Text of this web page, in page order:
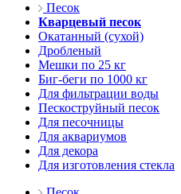
Песок
Кварцевый песок
Окатанный (сухой)
Дробленый
Мешки по 25 кг
Биг-беги по 1000 кг
Для фильтрации воды
Пескоструйный песок
Для песочницы
Для аквариумов
Для декора
Для изготовления стекла